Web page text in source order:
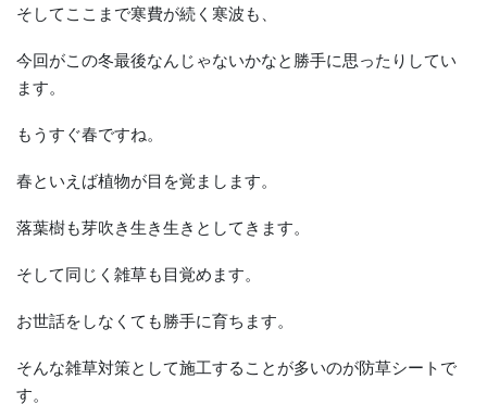
そしてここまで寒費が続く寒波も、
今回がこの冬最後なんじゃないかなと勝手に思ったりしてい
ます。
もうすぐ春ですね。
春といえば植物が目を覚まします。
落葉樹も芽吹き生き生きとしてきます。
そして同じく雑草も目覚めます。
お世話をしなくても勝手に育ちます。
そんな雑草対策として施工することが多いのが防草シートで
す。